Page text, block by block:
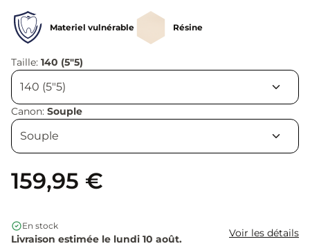
Materiel vulnérable Résine
Taille: 140 (5"5)
Canon: Souple
159,95 €
En stock
Livraison estimée le lundi 10 août. Voir les détails